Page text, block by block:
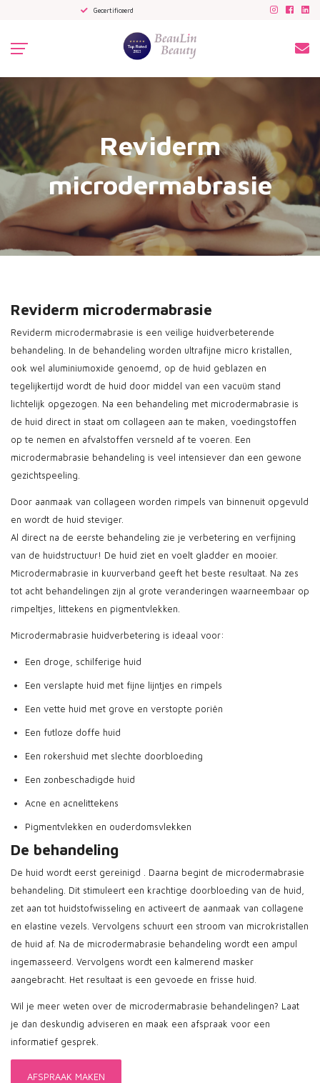
Gecertificeerd Ultiem
Reviderm
microdermabrasie
Reviderm microdermabrasie
Reviderm microdermabrasie is een veilige huidverbeterende
behandeling. In de behandeling worden ultrafijne micro kristallen,
ook wel aluminiumoxide genoemd, op de huid geblazen en
tegelijkertijd wordt de huid door middel van een vacuüm stand
lichtelijk opgezogen. Na een behandeling met microdermabrasie is
de huid direct in staat om collageen aan te maken, voedingstoffen
op te nemen en afvalstoffen versneld af te voeren. Een
microdermabrasie behandeling is veel intensiever dan een gewone
gezichtspeeling.
Door aanmaak van collageen worden rimpels van binnenuit opgevuld
en wordt de huid steviger.
Al direct na de eerste behandeling zie je verbetering en verfijning
van de huidstructuur! De huid ziet en voelt gladder en mooier.
Microdermabrasie in kuurverband geeft het beste resultaat. Na zes
tot acht behandelingen zijn al grote veranderingen waarneembaar op
rimpeltjes, littekens en pigmentvlekken.
Microdermabrasie huidverbetering is ideaal voor:
Een droge, schilferige huid
Een verslapte huid met fijne lijntjes en rimpels
Een vette huid met grove en verstopte poriën
Een futloze doffe huid
Een rokershuid met slechte doorbloeding
Een zonbeschadigde huid
Acne en acnelittekens
Pigmentvlekken en ouderdomsvlekken
​De behandeling
De huid wordt eerst gereinigd . Daarna begint de microdermabrasie
behandeling. Dit stimuleert een krachtige doorbloeding van de huid,
zet aan tot huidstofwisseling en activeert de aanmaak van collagene
en elastine vezels. Vervolgens schuurt een stroom van microkristallen
de huid af. Na de microdermabrasie behandeling wordt een ampul
ingemasseerd. Vervolgens wordt een kalmerend masker
aangebracht. Het resultaat is een gevoede en frisse huid.
Wil je meer weten over de microdermabrasie behandelingen? Laat
je dan deskundig adviseren en maak een afspraak voor een
informatief gesprek.
AFSPRAAK MAKEN